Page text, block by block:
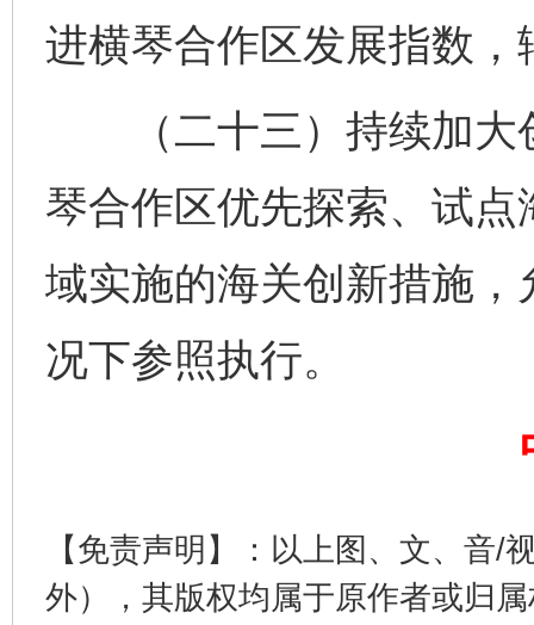
进横琴合作区发展指数，
（二十三）持续加大
琴合作区优先探索、试
域实施的海关创新措施
况下参照执行。
【免责声明】：以上图、文、音/
外），其版权均属于原作者或归
习近平的博鳌关键词